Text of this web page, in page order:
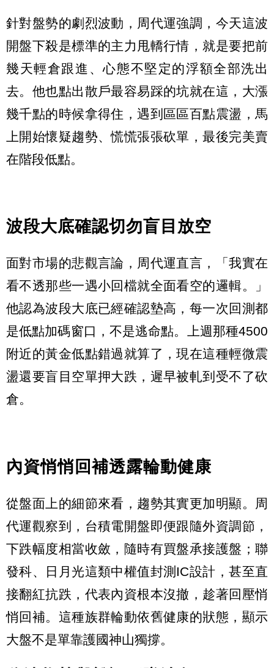
針對盤勢的劇烈波動，周代運強調，今天這波
開盤下殺是標準的主力甩轎行情，就是要把前
幾天輕倉跟進、心態不堅定的浮額全部洗出
去。他也點出散戶最容易踩的坑就在這，大漲
幾千點的時候拿得住，遇到區區百點震盪，馬
上開始懷疑趨勢、慌慌張張砍單，最後完美賣
在階段低點。
波段大底確認切勿盲目放空
面對市場的悲觀言論，周代運直言，「我實在
看不透那些一遇小回檔就全面看空的邏輯。」
他認為波段大底已經確認墊高，每一次回測都
是低點加碼窗口，不是逃命點。上週那種4500
附近的黃金低點錯過就算了，現在這種輕微震
盪還要盲目空單押大跌，遲早被軋到受不了砍
倉。
內資悄悄回補透露輪動健康
從盤面上的細節來看，趨勢其實更加明顯。周
代運觀察到，台積電開盤即便跟隨外資調節，
下跌幅度相當收斂，隨時有買盤承接護盤；聯
發科、日月光這類中權值封測IC設計，甚至直
接翻紅抗跌，代表內資根本沒撤，趁著回壓悄
悄回補。這種族群輪動依舊健康的狀態，顯示
大盤不是單靠護國神山獨撐。